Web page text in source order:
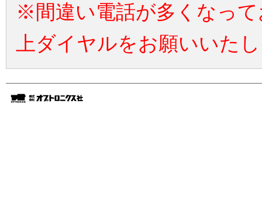
※間違い電話が多くなっ
上ダイヤルをお願いいた